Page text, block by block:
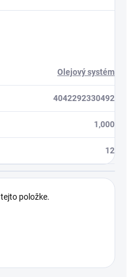
Olejový systém
4042292330492
1,000
12
položke.